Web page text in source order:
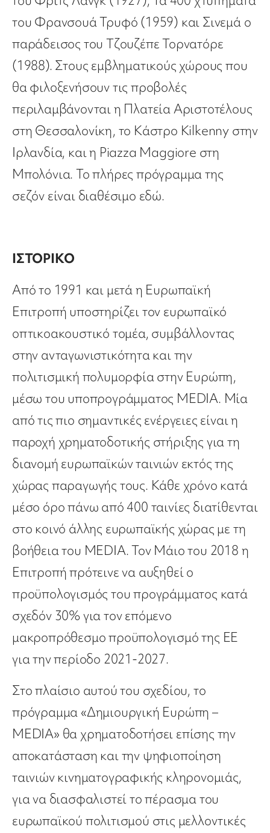
του Φρανσουά Τρυφό (1959) και Σινεμά ο
παράδεισος του Τζουζέπε Τορνατόρε
(1988). Στους εμβληματικούς χώρους που
θα φιλοξενήσουν τις προβολές
περιλαμβάνονται η Πλατεία Αριστοτέλους
στη Θεσσαλονίκη, το Κάστρο Kilkenny στην
Ιρλανδία, και η Piazza Maggiore στη
Μπολόνια. Το πλήρες πρόγραμμα της
σεζόν είναι διαθέσιμο εδώ.
ΙΣΤΟΡΙΚΟ
Από το 1991 και μετά η Ευρωπαϊκή
Επιτροπή υποστηρίζει τον ευρωπαϊκό
οπτικοακουστικό τομέα, συμβάλλοντας
στην ανταγωνιστικότητα και την
πολιτισμική πολυμορφία στην Ευρώπη,
μέσω του υποπρογράμματος MEDIA. Μία
από τις πιο σημαντικές ενέργειες είναι η
παροχή χρηματοδοτικής στήριξης για τη
διανομή ευρωπαϊκών ταινιών εκτός της
χώρας παραγωγής τους. Κάθε χρόνο κατά
μέσο όρο πάνω από 400 ταινίες διατίθενται
στο κοινό άλλης ευρωπαϊκής χώρας με τη
βοήθεια του MEDIA. Τον Μάιο του 2018 η
Επιτροπή πρότεινε να αυξηθεί ο
προϋπολογισμός του προγράμματος κατά
σχεδόν 30% για τον επόμενο
μακροπρόθεσμο προϋπολογισμό της ΕΕ
για την περίοδο 2021-2027.
Στο πλαίσιο αυτού του σχεδίου, το
πρόγραμμα «Δημιουργική Ευρώπη –
MEDIA» θα χρηματοδοτήσει επίσης την
αποκατάσταση και την ψηφιοποίηση
ταινιών κινηματογραφικής κληρονομιάς,
για να διασφαλιστεί το πέρασμα του
ευρωπαϊκού πολιτισμού στις μελλοντικές